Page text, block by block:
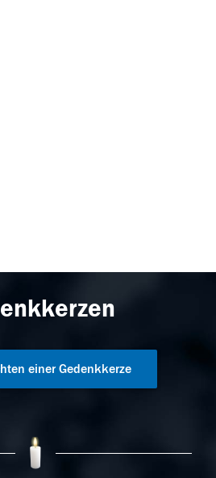
einer Gedenkkerze